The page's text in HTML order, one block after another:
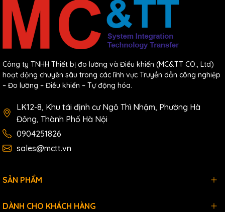
Công ty TNHH Thiết bị đo lường và Điều khiển (MC&TT CO., Ltd)
hoạt động chuyên sâu trong các lĩnh vực Truyền dẫn công nghiệp
– Đo lường – Điều khiển – Tự động hóa.
LK12-8, Khu tái định cư Ngô Thì Nhậm, Phường Hà
Đông, Thành Phố Hà Nội
0904251826
sales@mctt.vn
SẢN PHẨM
DÀNH CHO KHÁCH HÀNG